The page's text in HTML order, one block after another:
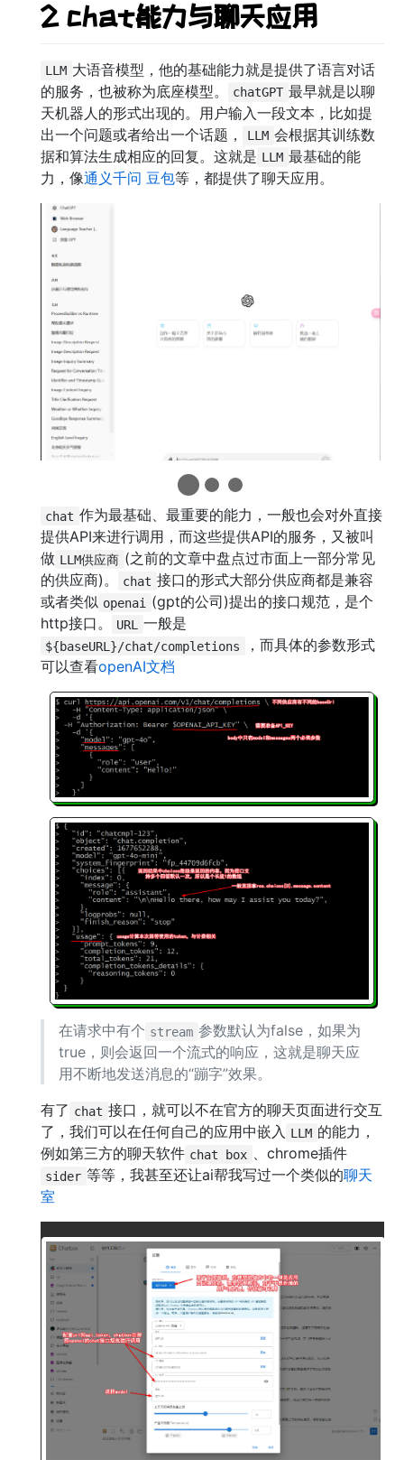
2 chat能力与聊天应用
LLM 大语音模型，他的基础能力就是提供了语言对话
的服务，也被称为底座模型。
chatGPT 最早就是以聊
天机器人的形式出现的。用户输入一段文本，比如提
出一个问题或者给出一个话题，
LLM 会根据其训练数
据和算法生成相应的回复。这就是 LLM 最基础的能
力，像通义千问 豆包等，都提供了聊天应用。
chat 作为最基础、最重要的能力，一般也会对外直接
提供API来进行调用，而这些提供API的服务，又被叫
做 LLM供应商 (之前的文章中盘点过市面上一部分常见
的供应商)。
chat 接口的形式大部分供应商都是兼容
或者类似 openai
(gpt的公司)提出的接口规范，是个
http接口。
URL 一般是
${baseURL}/chat/completions
，而具体的参数形式
可以查看openAI文档
在请求中有个 stream 参数默认为false，如果为
true，则会返回一个流式的响应，这就是聊天应
用不断地发送消息的“蹦字”效果。
有了 chat 接口，就可以不在官方的聊天页面进行交互
了，我们可以在任何自己的应用中嵌入 LLM 的能力，
例如第三方的聊天软件 chat box 、chrome插件
sider 等等，我甚至还让ai帮我写过一个类似的聊天
室